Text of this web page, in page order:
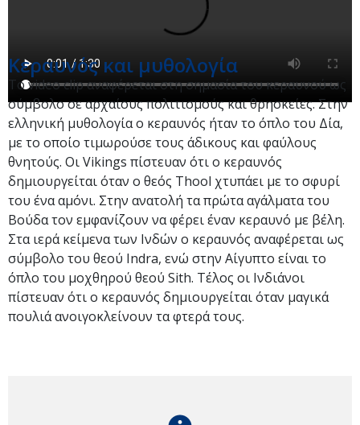
Κεραυνός και μυθολογία
Το video clip αναφέρεται στη σημασία του κεραυνού ως
σύμβολο σε αρχαίους πολιτισμούς και θρησκείες. Στην
ελληνική μυθολογία ο κεραυνός ήταν το όπλο του Δία,
με το οποίο τιμωρούσε τους άδικους και φαύλους
θνητούς. Oι Vikings πίστευαν ότι ο κεραυνός
δημιουργείται όταν ο θεός Thool χτυπάει με το σφυρί
του ένα αμόνι. Στην ανατολή τα πρώτα αγάλματα του
Βούδα τον εμφανίζουν να φέρει έναν κεραυνό με βέλη.
Στα ιερά κείμενα των Ινδών ο κεραυνός αναφέρεται ως
σύμβολο του θεού Indra, ενώ στην Αίγυπτο είναι το
όπλο του μοχθηρού θεού Sith. Τέλος οι Ινδιάνοι
πίστευαν ότι ο κεραυνός δημιουργείται όταν μαγικά
πουλιά ανοιγοκλείνουν τα φτερά τους.